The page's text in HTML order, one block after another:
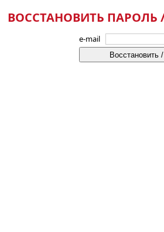
ВОССТАНОВИТЬ ПАРОЛЬ /
e-mail